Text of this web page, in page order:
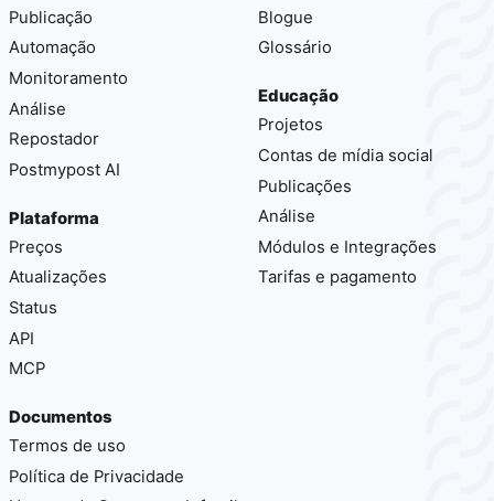
Publicação
Automação
Monitoramento
Análise
Repostador
Postmypost AI
Plataforma
Preços
Atualizações
Status
API
MCP
Blogue
Glossário
Educação
Projetos
Contas de mídia social
Publicações
Análise
Módulos e Integrações
Tarifas e pagamento
Documentos
Termos de uso
Política de Privacidade